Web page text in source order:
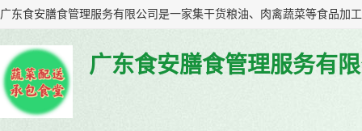
广东食安膳食管理服务有